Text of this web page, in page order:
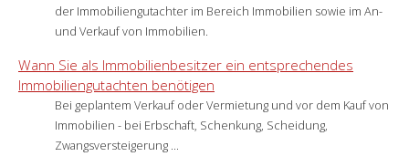
der Immobiliengutachter im Bereich Immobilien sowie im An-
und Verkauf von Immobilien.
Wann Sie als Immobilienbesitzer ein entsprechendes
Immobiliengutachten benötigen
Bei geplantem Verkauf oder Vermietung und vor dem Kauf von
Immobilien - bei Erbschaft, Schenkung, Scheidung,
Zwangsversteigerung ...